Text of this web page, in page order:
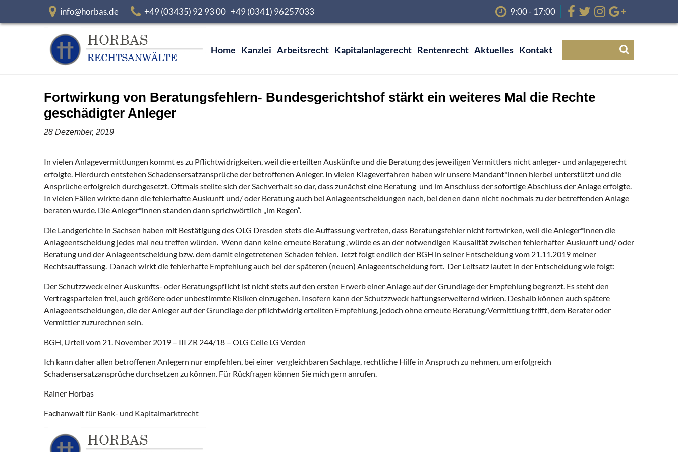
info@horbas.de +49 (03435) 92 93 00 +49 (0341) 96257033 9:00 - 17:00
Home Kanzlei Arbeitsrecht Kapitalanlagerecht Rentenrecht Aktuelles Kontakt
Fortwirkung von Beratungsfehlern- Bundesgerichtshof stärkt ein weiteres Mal die Rechte
geschädigter Anleger
28 Dezember, 2019
In vielen Anlagevermittlungen kommt es zu Pflichtwidrigkeiten, weil die erteilten Auskünfte und die Beratung des jeweiligen Vermittlers nicht anleger- und anlagegerecht
erfolgte. Hierdurch entstehen Schadensersatzansprüche der betroffenen Anleger. In vielen Klageverfahren haben wir unsere Mandant*innen hierbei unterstützt und die
Ansprüche erfolgreich durchgesetzt. Oftmals stellte sich der Sachverhalt so dar, dass zunächst eine Beratung und im Anschluss der sofortige Abschluss der Anlage erfolgte.
In vielen Fällen wirkte dann die fehlerhafte Auskunft und/ oder Beratung auch bei Anlageentscheidungen nach, bei denen dann nicht nochmals zu der betreffenden Anlage
beraten wurde. Die Anleger*innen standen dann sprichwörtlich „im Regen“.
Die Landgerichte in Sachsen haben mit Bestätigung des OLG Dresden stets die Auffassung vertreten, dass Beratungsfehler nicht fortwirken, weil die Anleger*innen die
Anlageentscheidung jedes mal neu treffen würden. Wenn dann keine erneute Beratung , würde es an der notwendigen Kausalität zwischen fehlerhafter Auskunft und/ oder
Beratung und der Anlageentscheidung bzw. dem damit eingetretenen Schaden fehlen. Jetzt folgt endlich der BGH in seiner Entscheidung vom 21.11.2019 meiner
Rechtsauffassung. Danach wirkt die fehlerhafte Empfehlung auch bei der späteren (neuen) Anlageentscheidung fort. Der Leitsatz lautet in der Entscheidung wie folgt:
Der Schutzzweck einer Auskunfts- oder Beratungspflicht ist nicht stets auf den ersten Erwerb einer Anlage auf der Grundlage der Empfehlung begrenzt. Es steht den
Vertragsparteien frei, auch größere oder unbestimmte Risiken einzugehen. Insofern kann der Schutzzweck haftungserweiternd wirken. Deshalb können auch spätere
Anlageentscheidungen, die der Anleger auf der Grundlage der pflichtwidrig erteilten Empfehlung, jedoch ohne erneute Beratung/Vermittlung trifft, dem Berater oder
Vermittler zuzurechnen sein.
BGH, Urteil vom 21. November 2019 – III ZR 244/18 – OLG Celle LG Verden
Ich kann daher allen betroffenen Anlegern nur empfehlen, bei einer vergleichbaren Sachlage, rechtliche Hilfe in Anspruch zu nehmen, um erfolgreich
Schadensersatzansprüche durchsetzen zu können. Für Rückfragen können Sie mich gern anrufen.
Rainer Horbas
Fachanwalt für Bank- und Kapitalmarktrecht